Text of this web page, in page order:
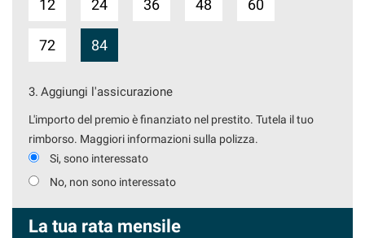
12 24 36 48 60
72 84
3. Aggiungi l'assicurazione
L'importo del premio è finanziato nel prestito. Tutela il tuo
rimborso. Maggiori informazioni sulla polizza.
Si, sono interessato
No, non sono interessato
La tua rata mensile